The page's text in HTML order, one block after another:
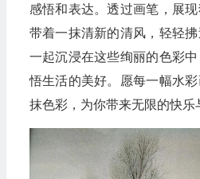
感悟和表达。透过画笔，展
带着一抹清新的清风，轻轻
一起沉浸在这些绚丽的色彩
悟生活的美好。愿每一幅水
抹色彩，为你带来无限的快乐